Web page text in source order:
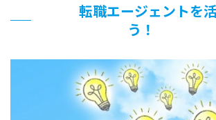
転職エージェントを
う！